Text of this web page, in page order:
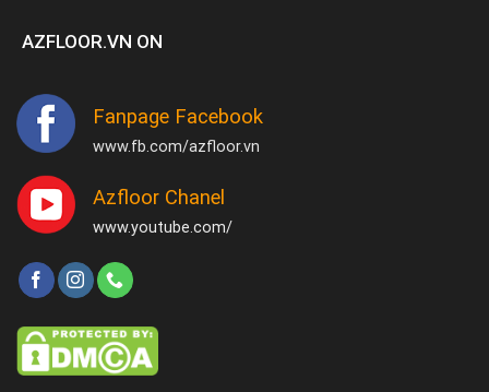
AZFLOOR.VN ON
Fanpage Facebook
www.fb.com/azfloor.vn
Azfloor Chanel
www.youtube.com/